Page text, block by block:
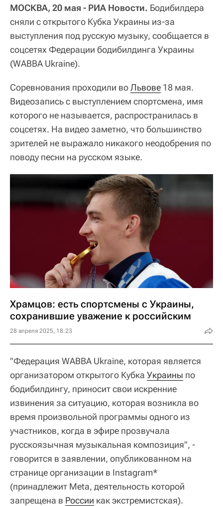
МОСКВА, 20 мая - РИА Новости. Бодибилдера
сняли с открытого Кубка Украины из-за
выступления под русскую музыку, сообщается в
соцсетях Федерации бодибилдинга Украины
(WABBA Ukraine).
Соревнования проходили воЛьвове 18 мая.
Видеозапись с выступлением спортсмена, имя
которого не называется, распространилась в
соцсетях. На видео заметно, что большинство
зрителей не выражало никакого неодобрения по
поводу песни на русском языке.
Храмцов: есть спортсмены с Украины,
сохранившие уважение к российским
28 апреля 2025, 18:23
"Федерация WABBA Ukraine, которая является
организатором открытого Кубка Украины по
бодибилдингу, приносит свои искренние
извинения за ситуацию, которая возникла во
время произвольной программы одного из
участников, когда в эфире прозвучала
русскоязычная музыкальная композиция", -
говорится в заявлении, опубликованном на
странице организации в Instagram*
(принадлежит Meta, деятельность которой
запрещена в России как экстремистская).